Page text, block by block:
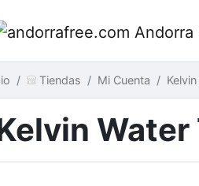
Tiendas Mi Cuenta